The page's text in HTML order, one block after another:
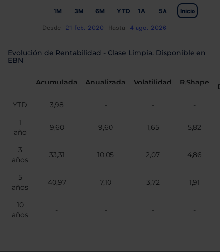
1M 3M 6M YTD 1A 5A Inicio
Desde 21 feb. 2020 Hasta 4 ago. 2026
Evolución de Rentabilidad - Clase Limpia. Disponible en
EBN
Acumulada Anualizada Volatilidad R.Shape
YTD 3,98 - - -
1
año
9,60 9,60 1,65 5,82
3
años
33,31 10,05 2,07 4,86
5
años
40,97 7,10 3,72 1,91
10
años
- - - -